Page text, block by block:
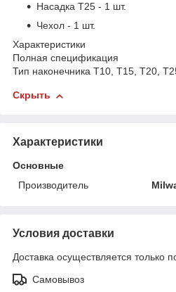
Насадка T25 - 1 шт.
Чехол - 1 шт.
Характеристики
Полная спецификация
Тип наконечника T10, T15, T20,
Скрыть
Характеристики
Основные
Производитель
Условия доставки
Доставка осуществляется только
Самовывоз